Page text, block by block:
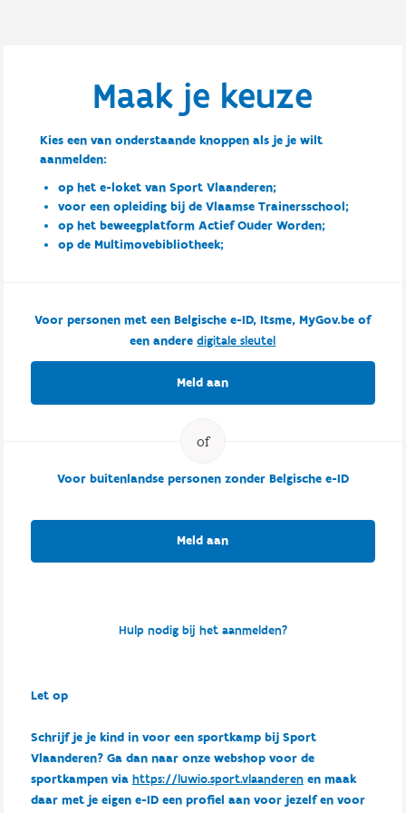
Maak je keuze
Kies een van onderstaande knoppen als je je wilt
aanmelden:
op het e-loket van Sport Vlaanderen;
voor een opleiding bij de Vlaamse Trainersschool;
op het beweegplatform Actief Ouder Worden;
op de Multimovebibliotheek;
Voor personen met een Belgische e-ID, Itsme, MyGov.be of
een anderedigitale sleutel
Meld aan
Voor buitenlandse personen zonder Belgische e-ID
Meld aan
Hulp nodig bij het aanmelden?
Let op
Schrijf je je kind in voor een sportkamp bij Sport
Vlaanderen? Ga dan naar onze webshop voor de
sportkampen via https://luwio.sport.vlaanderenen maak
daar met je eigen e-ID een profiel aan voor jezelf en voor